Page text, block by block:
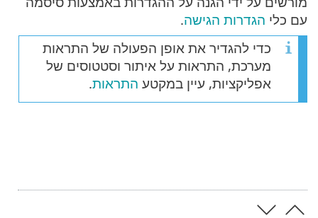
עם כלי הגדרות הגישה.
כדי להגדיר את אופן הפעולה של התראות
מערכת, התראות על איתור וסטטוסים של
אפליקציות, עיין במקטע התראות.